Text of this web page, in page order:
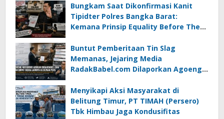
Bungkam Saat Dikonfirmasi Kanit
Tipidter Polres Bangka Barat:
Kemana Prinsip Equality Before The
Buntut Pemberitaan Tin Slag
Memanas, Jejaring Media
RadakBabel.com Dilaporkan Agoeng
Menyikapi Aksi Masyarakat di
Belitung Timur, PT TIMAH (Persero)
Tbk Himbau Jaga Kondusifitas